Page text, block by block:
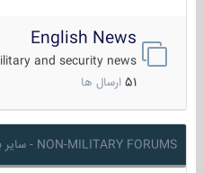
English News
and security news
51 ارسال ها
NON-MILITARY FORUMS - سایر بخشها